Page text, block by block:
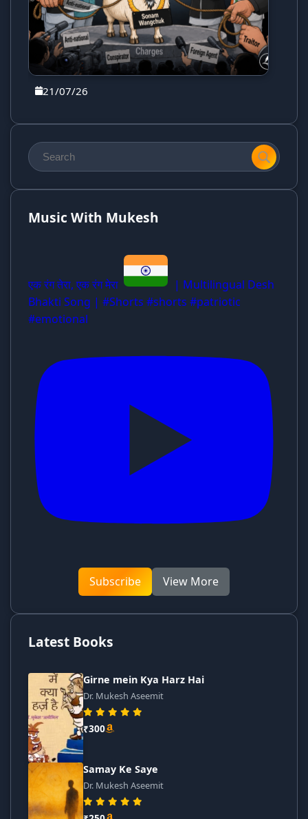
21/07/26
Music With Mukesh
एक रंग तेरा, एक रंग मेरा
| Multilingual Desh
Bhakti Song | #Shorts #shorts #patriotic
#emotional
Subscribe View More
Latest Books
Girne mein Kya Harz Hai
Dr. Mukesh Aseemit
₹300
Samay Ke Saye
Dr. Mukesh Aseemit